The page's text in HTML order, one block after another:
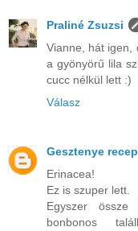
Praliné Zsuzsi
Vianne, hát igen,
a gyönyörű lila
cucc nélkül lett :)
Válasz
Gesztenye
Erinacea!
Ez is szuper lett.
Egyszer össze
bonbonos